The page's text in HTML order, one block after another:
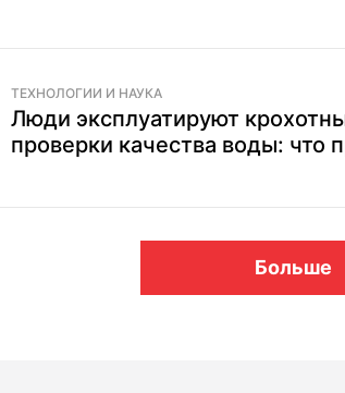
ТЕХНОЛОГИИ И НАУКА
Люди эксплуатируют
проверки качества воды: что
Больше